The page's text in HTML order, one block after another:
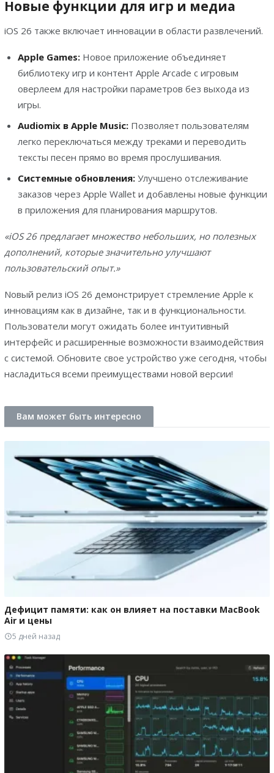
Новые функции для игр и медиа
iOS 26 также включает инновации в области развлечений.
Apple Games:Новое приложение объединяет
библиотеку игр и контент Apple Arcade с игровым
оверлеем для настройки параметров без выхода из
игры.
Audiomix в Apple Music:Позволяет пользователям
легко переключаться между треками и переводить
тексты песен прямо во время прослушивания.
Cистемные обновления:Улучшено отслеживание
заказов через Apple Wallet и добавлены новые функции
в приложения для планирования маршрутов.
«iOS 26 предлагает множество небольших, но полезных
дополнений, которые значительно улучшают
пользовательский опыт.»
Nовый релиз iOS 26 демонстрирует стремление Apple к
инновациям как в дизайне, так и в функциональности.
Пользователи могут ожидать более интуитивный
интерфейс и расширенные возможности взаимодействия
с системой. Обновите свое устройство уже сегодня, чтобы
насладиться всеми преимуществами новой версии!
Вам может быть интересно
Дефицит памяти: как он влияет на поставки MacBook
Air и цены
5 дней назад